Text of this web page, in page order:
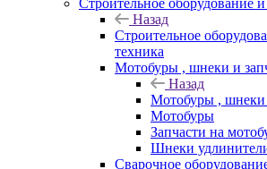
Строительное оборудование
Назад
Строительное
техника
Мотобуры , шнеки и
Назад
Мотобуры , шнеки
Мотобуры
Запчасти на
Шнеки
Сварочное